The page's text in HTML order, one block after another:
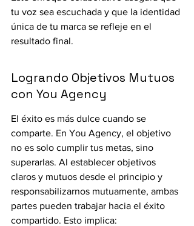
tu voz sea escuchada y que la identidad
única de tu marca se refleje en el
resultado final.
Logrando Objetivos Mutuos
con You Agency
El éxito es más dulce cuando se
comparte. En You Agency, el objetivo
no es solo cumplir tus metas, sino
superarlas. Al establecer objetivos
claros y mutuos desde el principio y
responsabilizarnos mutuamente, ambas
partes pueden trabajar hacia el éxito
compartido. Esto implica: